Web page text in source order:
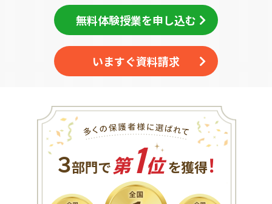
無料体験授業を申し込む
いますぐ資料請求
３部門で 第1位を獲得！